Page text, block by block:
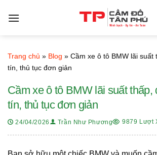
qua
Trang chủ » Blog » Cầm xe ô tô BMW lãi suất
tín, thủ tục đơn giản
Cầm xe ô tô BMW lãi suất thấp,
tín, thủ tục đơn giản
24/04/2026 Trần Như Phương 9879 Lượt